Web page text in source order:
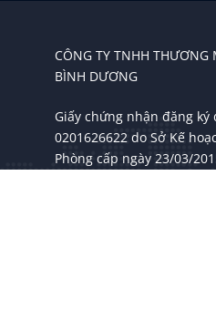
CÔNG TY TNHH THƯƠNG
BÌNH DƯƠNG
Giấy chứng nhận đăng
0201626622 do Sở Kế
Phòng cấp ngày 23/03/